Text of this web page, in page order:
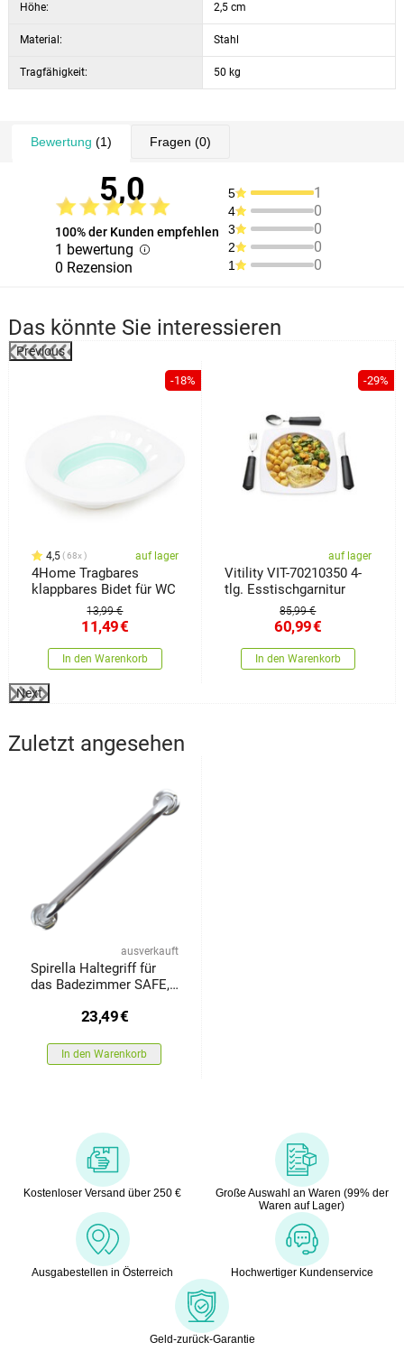
Höhe: 2,5 cm
Material: Stahl
Tragfähigkeit: 50 kg
Bewertung (1) Fragen (0)
5,0
100% der Kunden empfehlen
1 bewertung
0 Rezension
5 1
4 0
3 0
2 0
1 0
Das könnte Sie interessieren
Previous
-18%
4,5 68x auf lager
4Home Tragbares
klappbares Bidet für WC
13,99 €
11,49€
In den Warenkorb
-29%
auf lager
Vitility VIT-70210350 4-
tlg. Esstischgarnitur
85,99 €
60,99€
In den Warenkorb
Next
Zuletzt angesehen
ausverkauft
Spirella Haltegriff für
das Badezimmer SAFE,
23,49€
In den Warenkorb
Kostenloser Versand über 250 €
Große Auswahl an Waren (99% der
Waren auf Lager)
Ausgabestellen in Österreich Hochwertiger Kundenservice
Geld-zurück-Garantie